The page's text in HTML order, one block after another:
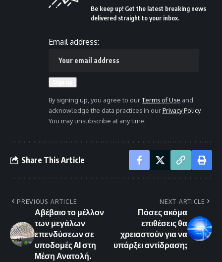
Be keep up! Get the latest breaking news
delivered straight to your inbox.
Email address:
By signing up, you agree to ourTerms of Use and
acknowledge the data practices in ourPrivacy Policy.
You may unsubscribe at any time.
Share This Article
PREVIOUS ARTICLE
Αβέβαιο το μέλλον
των μεγάλων
επενδύσεων σε
υποδομές AI στη
Μέση Ανατολή.
NEXT ARTICLE
Πόσες ακόμα
επιθέσεις θα
χρειαστούν για να
υπάρξει αντίδραση;